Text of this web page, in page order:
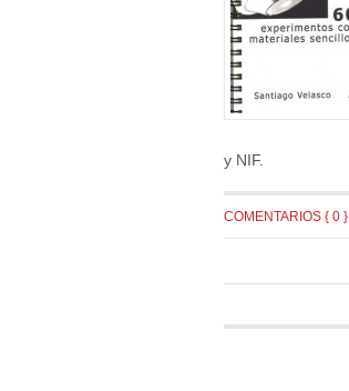
y NIF.
COMENTARIOS { 0 }